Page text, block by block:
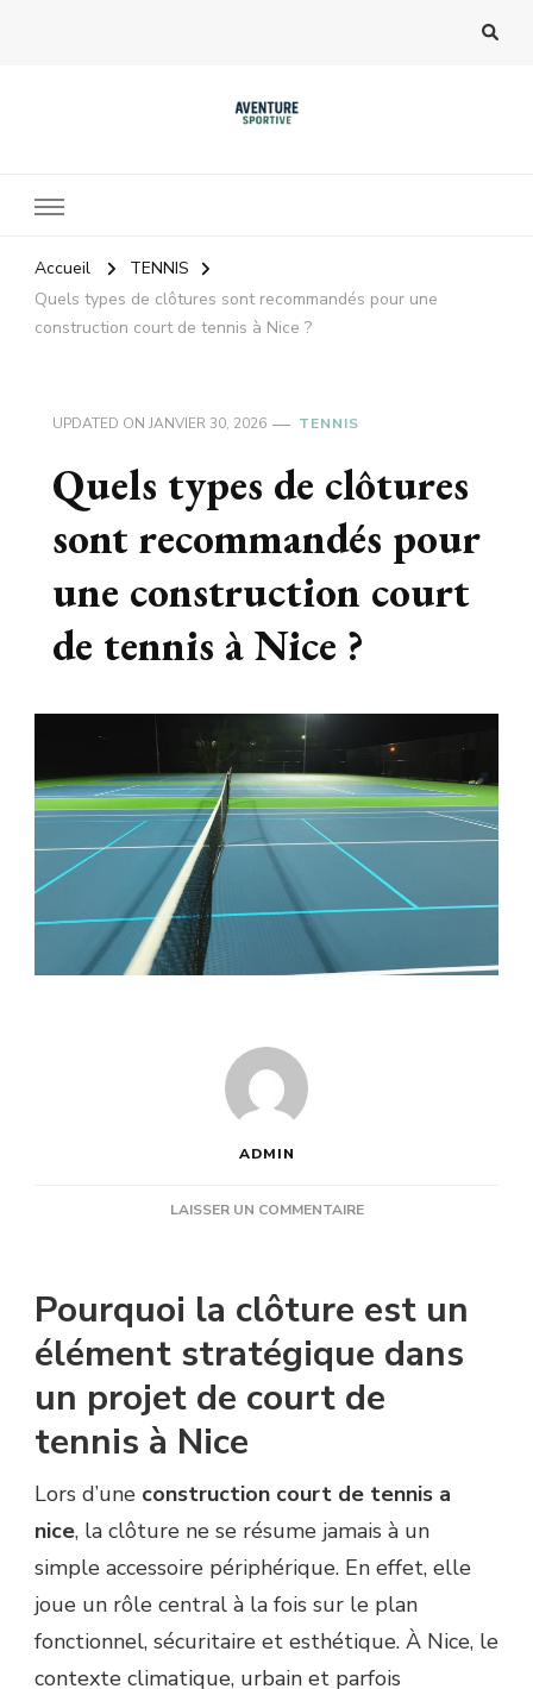
Accueil
TENNIS
Quels types de clôtures sont recommandés pour une
construction court de tennis à Nice ?
UPDATED ON JANVIER 30, 2026 TENNIS
Quels types de clôtures
sont recommandés pour
une construction court
de tennis à Nice ?
ADMIN
LAISSER UN COMMENTAIRESUR
CLÔTURES
RECOMMANDÉS
POUR
UNE
DE
À
NICE
Pourquoi la clôture est un
élément stratégique dans
un projet de court de
tennis à Nice
Lors d’une construction court de tennis a
nice, la clôture ne se résume jamais à un
simple accessoire périphérique. En effet, elle
joue un rôle central à la fois sur le plan
fonctionnel, sécuritaire et esthétique. À Nice, le
contexte climatique, urbain et parfois